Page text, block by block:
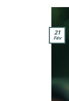
21
Fév